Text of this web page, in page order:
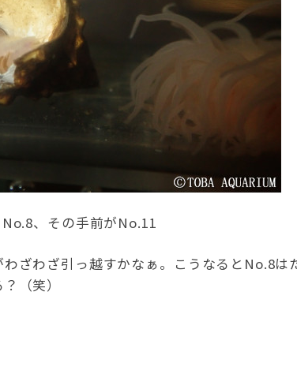
、その手前がNo.11
ざわざ引っ越すかなぁ。こうなるとNo.8は
（笑）